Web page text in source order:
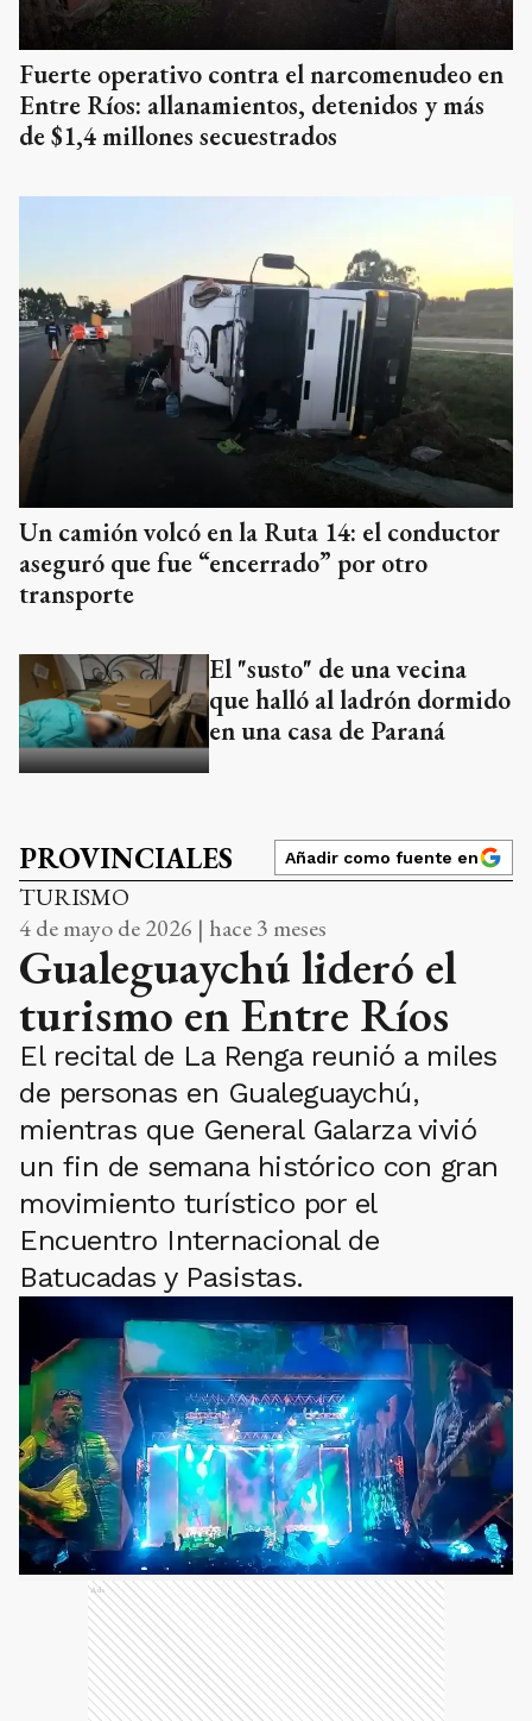
Fuerte operativo contra el narcomenudeo en
Entre Ríos: allanamientos, detenidos y más
de $1,4 millones secuestrados
Un camión volcó en la Ruta 14: el conductor
aseguró que fue “encerrado” por otro
transporte
El "susto" de una vecina
que halló al ladrón dormido
en una casa de Paraná
PROVINCIALES Añadir como fuente en
TURISMO
4 de mayo de 2026 | hace 3 meses
Gualeguaychú lideró el
turismo en Entre Ríos
El recital de La Renga reunió a miles
de personas en Gualeguaychú,
mientras que General Galarza vivió
un fin de semana histórico con gran
movimiento turístico por el
Encuentro Internacional de
Batucadas y Pasistas.
Ads